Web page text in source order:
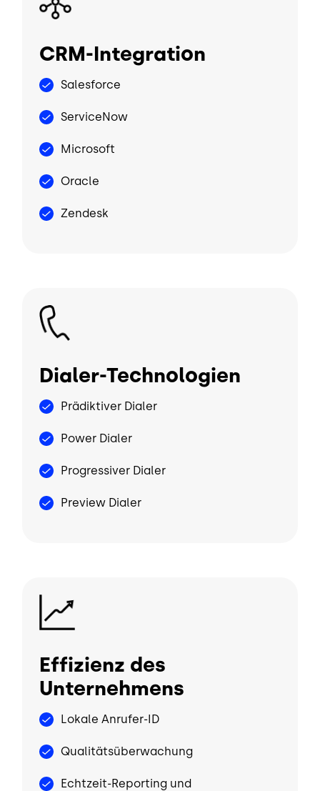
CRM-Integration
Salesforce
ServiceNow
Microsoft
Oracle
Zendesk
Bild
Dialer-Technologien
Prädiktiver Dialer
Power Dialer
Progressiver Dialer
Preview Dialer
Effizienz des
Unternehmens
Lokale Anrufer-ID
Qualitätsüberwachung
Echtzeit-Reporting und